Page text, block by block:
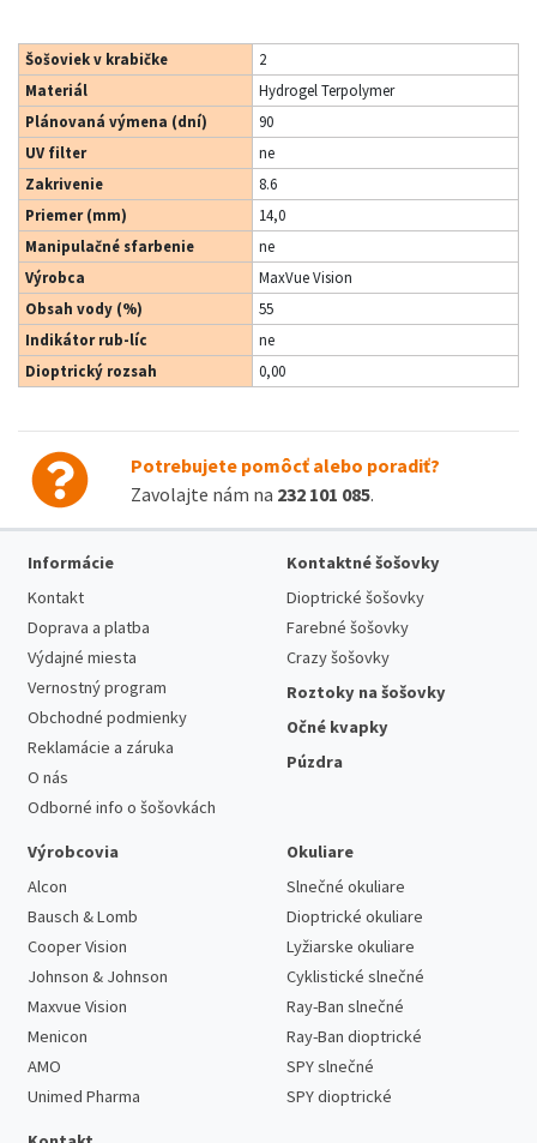
Šošoviek v krabičke
2
Materiál
Hydrogel Terpolymer
Plánovaná výmena (dní)
90
UV filter
ne
Zakrivenie
8.6
Priemer (mm)
14,0
Manipulačné sfarbenie
ne
Výrobca
MaxVue Vision
Obsah vody (%)
55
Indikátor rub-líc
ne
Dioptrický rozsah
0,00
Potrebujete pomôcť alebo poradiť?
Zavolajte nám na 232 101 085.
Informácie
Kontakt
Doprava a platba
Výdajné miesta
Vernostný program
Obchodné podmienky
Reklamácie a záruka
O nás
Odborné info o šošovkách
Kontaktné šošovky
Dioptrické šošovky
Farebné šošovky
Crazy šošovky
Roztoky na šošovky
Očné kvapky
Púzdra
Výrobcovia
Alcon
Bausch & Lomb
Cooper Vision
Johnson & Johnson
Maxvue Vision
Menicon
AMO
Unimed Pharma
Okuliare
Slnečné okuliare
Dioptrické okuliare
Lyžiarske okuliare
Cyklistické slnečné
Ray-Ban slnečné
Ray-Ban dioptrické
SPY slnečné
SPY dioptrické